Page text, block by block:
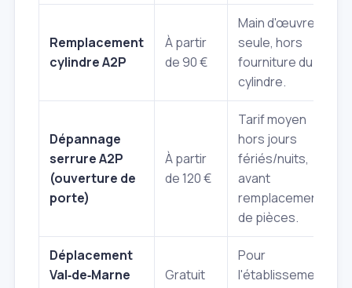
Remplacement
cylindre A2P
À partir
de 90 €
Main d'œuvre
seule, hors
fourniture du
cylindre.
Dépannage
serrure A2P
(ouverture de
porte)
À partir
de 120 €
Tarif moyen
hors jours
fériés/nuits,
avant
remplacement
de pièces.
Déplacement
Val‑de‑Marne
Gratuit
Pour
l'établissement